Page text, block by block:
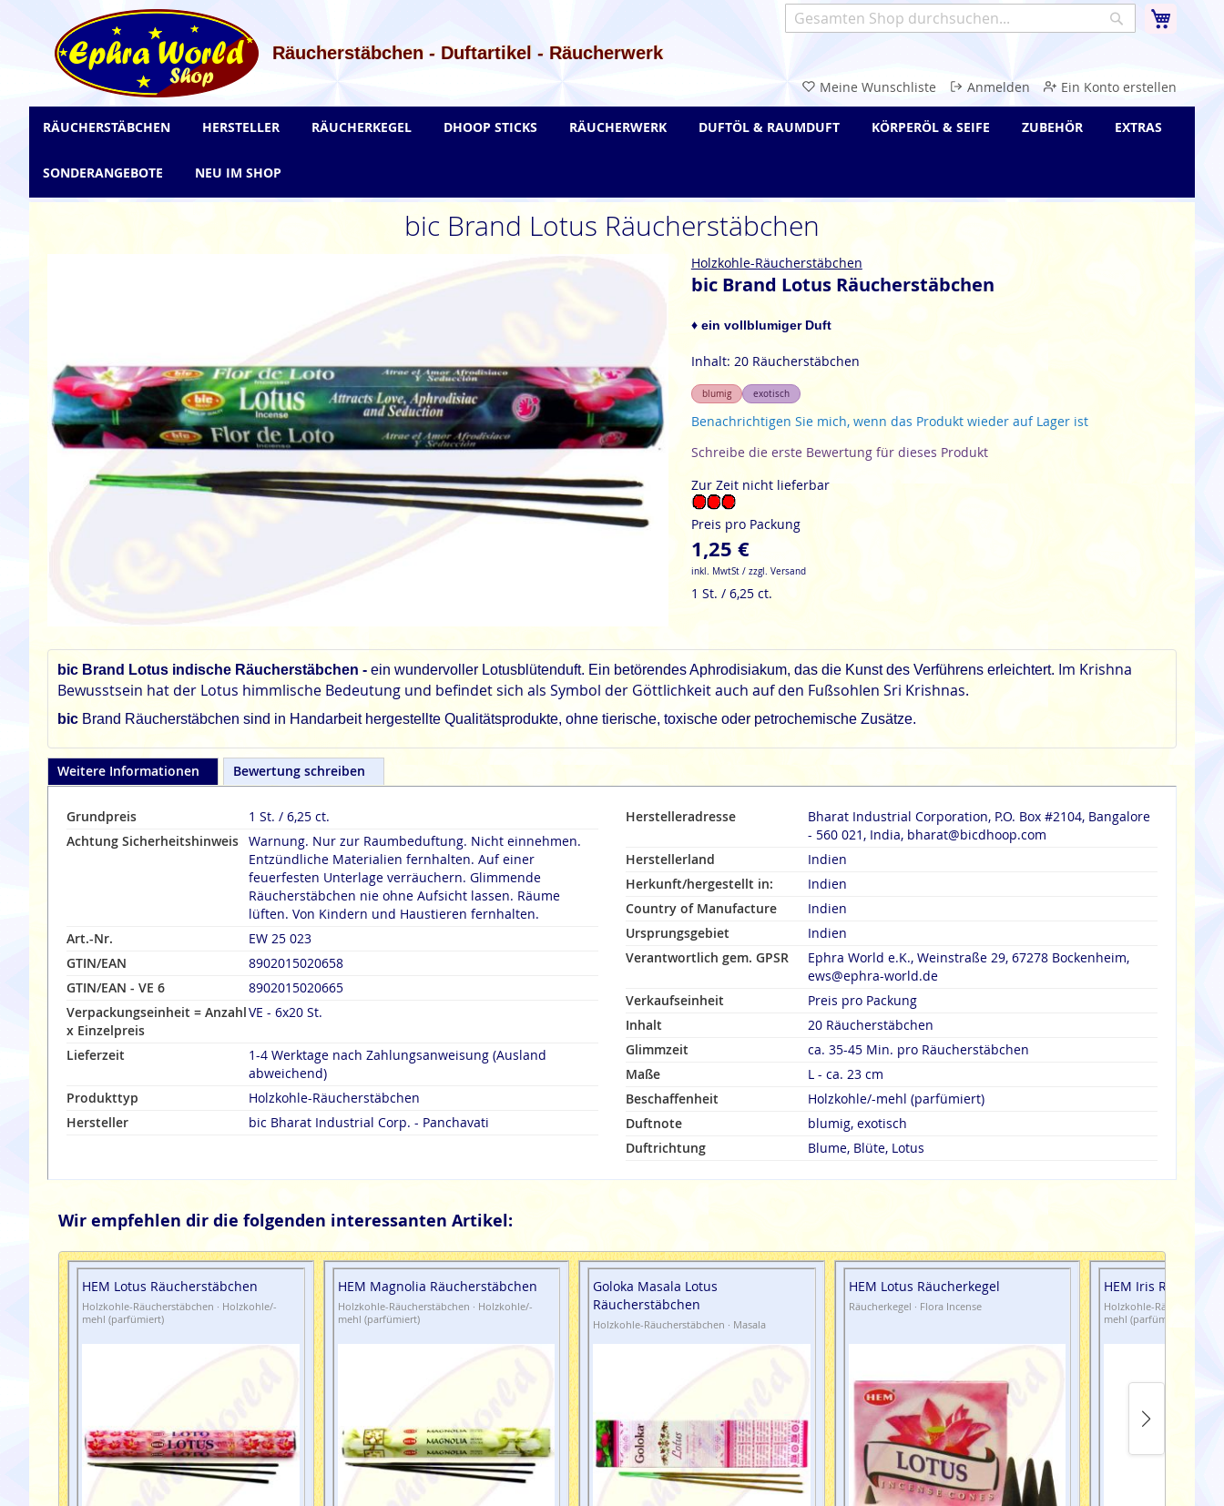
Suche
Räucherstäbchen - Duftartikel - Räucherwerk
Meine Wunschliste Anmelden Ein Konto erstellen
Inhalt
springen
bic Brand Lotus Räucherstäbchen
Anfang
der
Bildgalerie
Holzkohle-Räucherstäbchen
bic Brand Lotus Räucherstäbchen
♦ ein vollblumiger Duft
Inhalt: 20 Räucherstäbchen
blumig exotisch
Benachrichtigen Sie mich, wenn das Produkt wieder auf Lager ist
Schreibe die erste Bewertung für dieses Produkt
Zur Zeit nicht lieferbar
Preis pro Packung
1,25 €
inkl. MwtSt / zzgl. Versand
1 St. / 6,25 ct.
bic Brand Lotus indische Räucherstäbchen - ein wundervoller Lotusblütenduft. Ein betörendes Aphrodisiakum, das die Kunst des Verführens erleichtert. Im Krishna
Bewusstsein hat der Lotus himmlische Bedeutung und befindet sich als Symbol der Göttlichkeit auch auf den Fußsohlen Sri Krishnas.
bic Brand Räucherstäbchen sind in Handarbeit hergestellte Qualitätsprodukte, ohne tierische, toxische oder petrochemische Zusätze.
Weitere Informationen
Grundpreis
1 St. / 6,25 ct.
Achtung Sicherheitshinweis Warnung. Nur zur Raumbeduftung. Nicht einnehmen.
Entzündliche Materialien fernhalten. Auf einer
feuerfesten Unterlage verräuchern. Glimmende
Räucherstäbchen nie ohne Aufsicht lassen. Räume
lüften. Von Kindern und Haustieren fernhalten.
Art.-Nr.
EW 25 023
GTIN/EAN
8902015020658
GTIN/EAN - VE 6
8902015020665
Verpackungseinheit = Anzahl
x Einzelpreis
VE - 6x20 St.
Lieferzeit
1-4 Werktage nach Zahlungsanweisung (Ausland
abweichend)
Produkttyp
Holzkohle-Räucherstäbchen
Hersteller
bic Bharat Industrial Corp. - Panchavati
Herstelleradresse
Bharat Industrial Corporation, P.O. Box #2104, Bangalore
- 560 021, India, bharat@bicdhoop.com
Herstellerland
Indien
Herkunft/hergestellt in:
Indien
Country of Manufacture
Indien
Ursprungsgebiet
Indien
Verantwortlich gem. GPSR
Ephra World e.K., Weinstraße 29, 67278 Bockenheim,
ews@ephra-world.de
Verkaufseinheit
Preis pro Packung
Inhalt
20 Räucherstäbchen
Glimmzeit
ca. 35-45 Min. pro Räucherstäbchen
Maße
L - ca. 23 cm
Beschaffenheit
Holzkohle/-mehl (parfümiert)
Duftnote
blumig, exotisch
Duftrichtung
Blume, Blüte, Lotus
Bewertung schreiben
Wir empfehlen dir die folgenden interessanten Artikel:
HEM Lotus Räucherstäbchen
Holzkohle-Räucherstäbchen · Holzkohle/-
mehl (parfümiert)
HEM Magnolia Räucherstäbchen
Holzkohle-Räucherstäbchen · Holzkohle/-
mehl (parfümiert)
Goloka Masala Lotus
Räucherstäbchen
Holzkohle-Räucherstäbchen · Masala
HEM Lotus Räucherkegel
Räucherkegel · Flora Incense
HEM Iris
Holzkohle-
mehl (parfümiert)
RÄUCHERSTÄBCHEN HERSTELLER RÄUCHERKEGEL DHOOP STICKS RÄUCHERWERK DUFTÖL & RAUMDUFT KÖRPERÖL & SEIFE ZUBEHÖR EXTRAS
SONDERANGEBOTE NEU IM SHOP